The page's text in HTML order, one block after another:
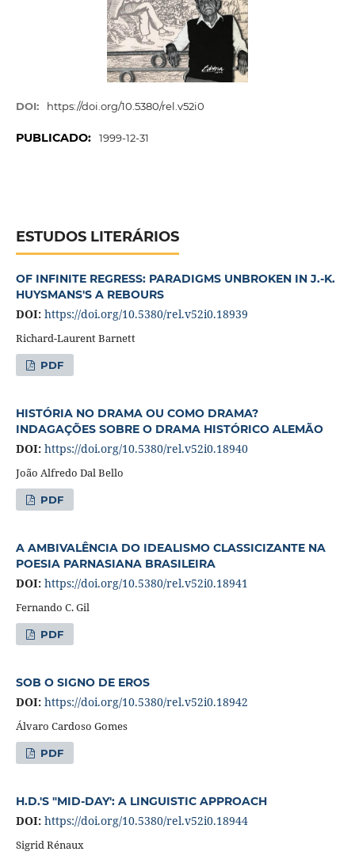
DOI: https://doi.org/10.5380/rel.v52i0
PUBLICADO: 1999-12-31
ESTUDOS LITERÁRIOS
OF INFINITE REGRESS: PARADIGMS UNBROKEN IN J.-K.
HUYSMANS'S A REBOURS
DOI: https://doi.org/10.5380/rel.v52i0.18939
Richard-Laurent Barnett
PDF
HISTÓRIA NO DRAMA OU COMO DRAMA?
INDAGAÇÕES SOBRE O DRAMA HISTÓRICO ALEMÃO
DOI: https://doi.org/10.5380/rel.v52i0.18940
João Alfredo Dal Bello
PDF
A AMBIVALÊNCIA DO IDEALISMO CLASSICIZANTE NA
POESIA PARNASIANA BRASILEIRA
DOI: https://doi.org/10.5380/rel.v52i0.18941
Fernando C. Gil
PDF
SOB O SIGNO DE EROS
DOI: https://doi.org/10.5380/rel.v52i0.18942
Álvaro Cardoso Gomes
PDF
H.D.'S "MID-DAY': A LINGUISTIC APPROACH
DOI: https://doi.org/10.5380/rel.v52i0.18944
Sigrid Rénaux